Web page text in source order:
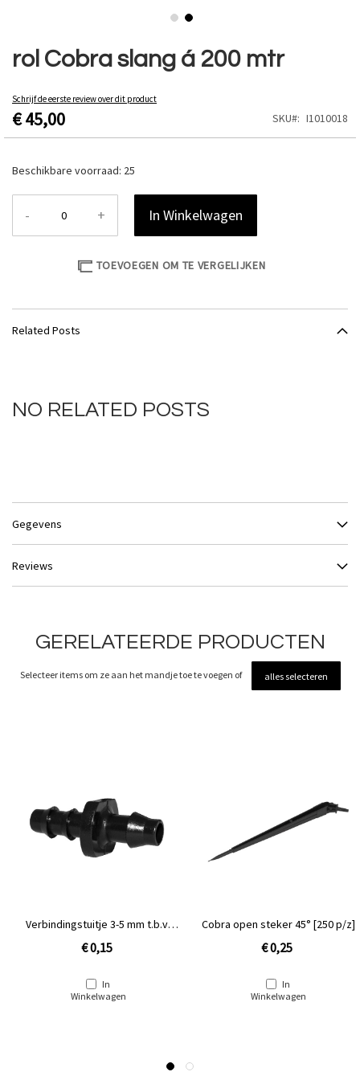
rol Cobra slang á 200 mtr
Schrijf de eerste review over dit product
€ 45,00 SKU I1010018
Beschikbare voorraad: 25
- + In Winkelwagen
TOEVOEGEN OM TE VERGELIJKEN
naar
het
van
de
afbeeldingen-
Related Posts
NO RELATED POSTS
Gegevens
Reviews
GERELATEERDE PRODUCTEN
Selecteer items om ze aan het mandje toe te voegen of alles selecteren
Verbindingstuitje 3-5 mm t.b.v.
€ 0,15
In
Winkelwagen
Cobra open steker 45° [250 p/z]
€ 0,25
In
Winkelwagen